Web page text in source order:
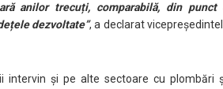
anilor trecuți, comparabilă, din punct
dezvoltate”, a declarat
intervin și pe alte sectoare cu plombări